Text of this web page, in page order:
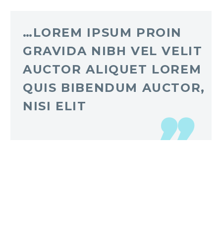
…LOREM IPSUM PROIN
GRAVIDA NIBH VEL VELIT
AUCTOR ALIQUET LOREM
QUIS BIBENDUM AUCTOR,
NISI ELIT